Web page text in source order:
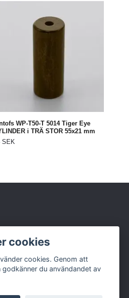
WP-T50-T 5014 Tiger Eye
i TRÄ STOR 55x21 mm
SEK
till 0760-210 423
cookies
cookies. Genom att
du användandet av